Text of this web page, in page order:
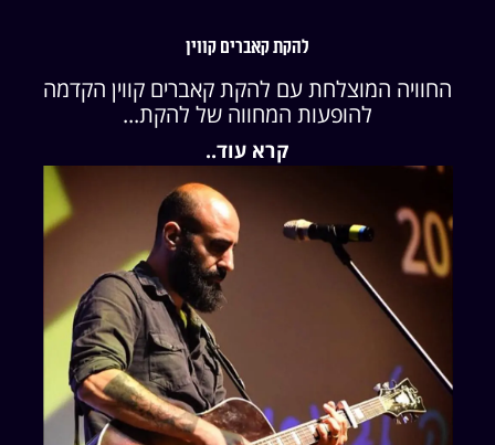
להקת קאברים קווין
החוויה המוצלחת עם להקת קאברים קווין הקדמה
להופעות המחווה של להקת...
קרא עוד..